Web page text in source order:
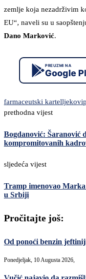
zemlje koja nezadrživim
EU“, naveli su u
Dano Marković.
PREUZMI NA
Google
farmaceutski kartelljekovi
prethodna vijest
Bogdanović: Šaranović
kompromitovanih
sljedeća vijest
Tramp imenovao
u Srbiji
Pročitajte još:
Od ponoći benzin
Ponedjeljak, 10 Augusta 2026,